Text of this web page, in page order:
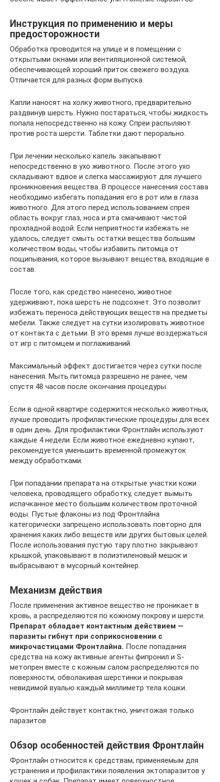
Инструкция по применению и меры
предосторожности
Обработка проводится на улице и в помещении с
открытыми окнами или вентиляционной системой,
обеспечивающей хороший приток свежего воздуха.
Отличается для разных форм выпуска.
Капли наносят на холку животного, предварительно
раздвинув шерсть. Нужно постараться, чтобы жидкость
попала непосредственно на кожу. Спреи распыляют
против роста шерсти. Таблетки дают перорально.
При лечении несколько капель закапывают
непосредственно в ухо животного. После этого ухо
складывают вдвое и слегка массажируют для лучшего
проникновения вещества. В процессе нанесения состава
необходимо избегать попадания его в рот или в глаза
животного. Для этого перед использованием спрея
область вокруг глаз, носа и рта смачивают чистой
прохладной водой. Если неприятности избежать не
удалось, следует смыть остатки вещества большим
количеством воды, чтобы избавить питомца от
пощипывания, которое вызывают вещества, входящие в
состав.
После того, как средство нанесено, животное
удерживают, пока шерсть не подсохнет. Это позволит
избежать переноса действующих веществ на предметы
мебели. Также следует на сутки изолировать животное
от контакта с детьми. В это время лучше воздержаться
от игр с питомцем и поглаживаний.
Максимальный эффект достигается через сутки после
нанесения. Мыть питомца разрешено не ранее, чем
спустя 48 часов после окончания процедуры.
Если в одной квартире содержится несколько животных,
лучше проводить профилактические процедуры для всех
в один день. Для профилактики Фронтлайн используют
каждые 4 недели. Если животное ежедневно купают,
рекомендуется уменьшить временной промежуток
между обработками.
При попадании препарата на открытые участки кожи
человека, проводящего обработку, следует вымыть
испачканное место большим количеством проточной
воды. Пустые флаконы из под Фронтлайна
категорически запрещено использовать повторно для
хранения каких либо веществ или других бытовых целей.
После использования пустую тару плотно закрывают
крышкой, упаковывают в полиэтиленовый мешок и
выбрасывают в мусорный контейнер.
Механизм действия
После применения активное вещество не проникает в
кровь, а распределяются по кожному покрову и шерсти.
Препарат обладает контактным действием —
паразиты гибнут при соприкосновении с
микрочастицами Фронтлайна. После попадания
средства на кожу активные агенты фипронил и S-
метопрен вместе с кожным салом распределяются по
поверхности, обволакивая шерстинки и покрывая
невидимой вуалью каждый миллиметр тела кошки.
Фронтлайн действует контактно, уничтожая только
паразитов
Обзор особенностей действия Фронтлайн
Фронтлайн относится к средствам, применяемым для
устранения и профилактики появления эктопаразитов у